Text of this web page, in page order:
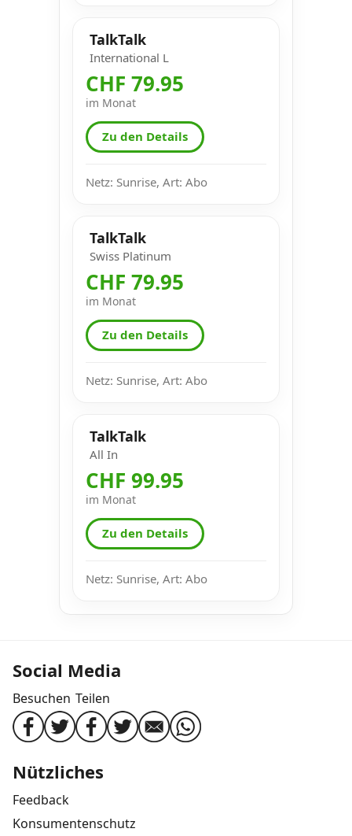
TalkTalk
International L
CHF 79.95
im Monat
Zu den Details
Netz: Sunrise, Art: Abo
TalkTalk
Swiss Platinum
CHF 79.95
im Monat
Zu den Details
Netz: Sunrise, Art: Abo
TalkTalk
All In
CHF 99.95
im Monat
Zu den Details
Netz: Sunrise, Art: Abo
Social Media
Besuchen Teilen
Nützliches
Feedback
Konsumentenschutz